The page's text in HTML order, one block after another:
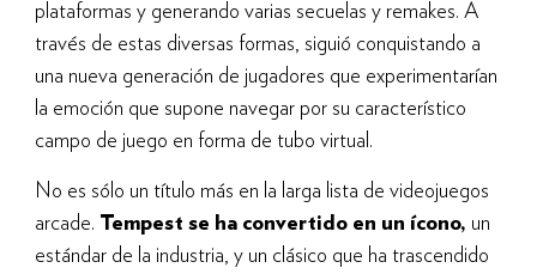
plataformas y generando varias secuelas y remakes. A
través de estas diversas formas, siguió conquistando a
una nueva generación de jugadores que experimentarían
la emoción que supone navegar por su característico
campo de juego en forma de tubo virtual.
No es sólo un título más en la larga lista de videojuegos
arcade. Tempest se ha convertido en un ícono, un
estándar de la industria, y un clásico que ha trascendido